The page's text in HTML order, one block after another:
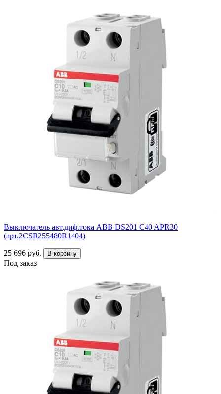
Выключатель авт.диф.тока ABB DS201 C40 APR30
(арт.2CSR255480R1404)
25 696 руб. В корзину
Под заказ